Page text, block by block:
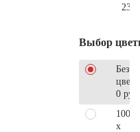
Выбор
Без
0 руб.
100
x